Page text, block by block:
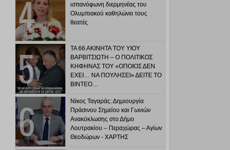
ισπανόφωνη διερμηνέας του
Ολυμπιακού καθηλώνει τους
θεατές
ΤΑ 66 ΑΚΙΝΗΤΑ ΤΟΥ ΥΙΟΥ
ΒΑΡΒΙΤΣΙΩΤΗ – Ο ΠΟΛΙΤΙΚΟΣ
ΚΗΦΗΝΑΣ ΤΟΥ «ΟΠΟΙΟΣ ΔΕΝ
ΕΧΕΙ… ΝΑ ΠΟΥΛΗΣΕΙ» ΔΕΙΤΕ ΤΟ
ΒΙΝΤΕΟ…
Νίκος Ταγαράς: Δημιουργία
Πράσινου Σημείου και Γωνιών
Ανακύκλωσης στο Δήμο
Λουτρακίου – Περαχώρας – Αγίων
Θεοδώρων - ΧΑΡΤΗΣ